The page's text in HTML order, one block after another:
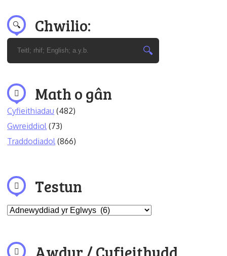
Chwilio:
Math o gân
Cyfieithiadau (482)
Gwreiddiol (73)
Traddodiadol (866)
Testun
Awdur / Cyfieithydd